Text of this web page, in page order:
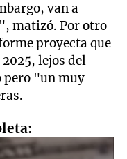
van a
matizó. Por otro
proyecta que
lejos del
pero "un muy